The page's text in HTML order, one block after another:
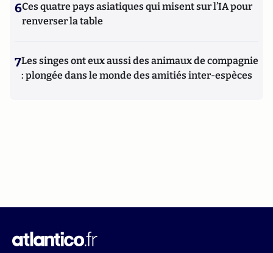
6Ces quatre pays asiatiques qui misent sur l’IA pour
renverser la table
7Les singes ont eux aussi des animaux de compagnie
: plongée dans le monde des amitiés inter-espèces